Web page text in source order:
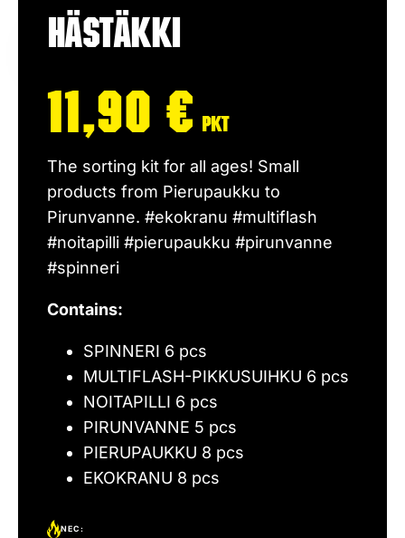
Hästäkki
11,90 € pkt
The sorting kit for all ages! Small
products from Pierupaukku to
Pirunvanne. #ekokranu #multiflash
#noitapilli #pierupaukku #pirunvanne
#spinneri
Contains:
SPINNERI 6 pcs
MULTIFLASH-PIKKUSUIHKU 6 pcs
NOITAPILLI 6 pcs
PIRUNVANNE 5 pcs
PIERUPAUKKU 8 pcs
EKOKRANU 8 pcs
NEC: